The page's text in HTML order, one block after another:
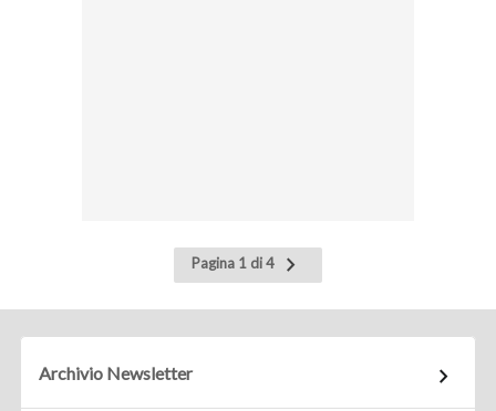
Pagina 1 di 4
Pagina
successiva
Archivio Newsletter